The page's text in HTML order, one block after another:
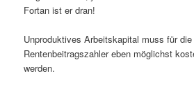
Fortan ist er dran!
Unproduktives Arbeitskapital muss für
Rentenbeitragszahler eben möglichst
werden.